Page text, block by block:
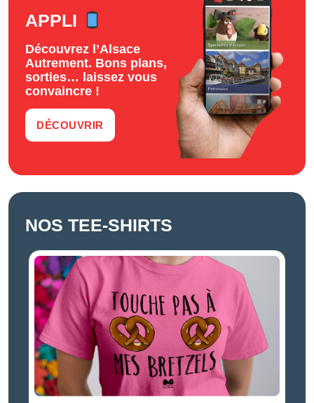
APPLI
Découvrez l’Alsace
Autrement. Bons plans,
sorties… laissez vous
convaincre !
DÉCOUVRIR
NOS TEE-SHIRTS